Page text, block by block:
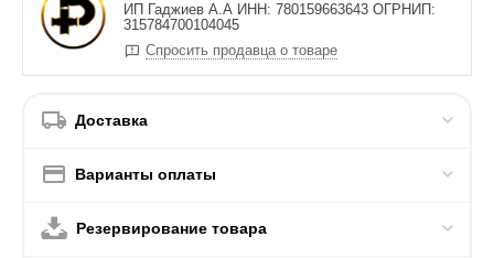
ИП Гаджиев А.А ИНН: 780159663643 ОГРНИП:
315784700104045
Спросить продавца о товаре
Доставка
Варианты оплаты
Резервирование товара